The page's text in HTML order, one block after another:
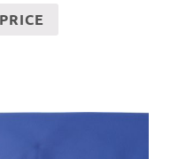
PRICE